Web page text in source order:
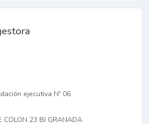
ejecutiva Nº 06
COLON 23 BJ GRANADA